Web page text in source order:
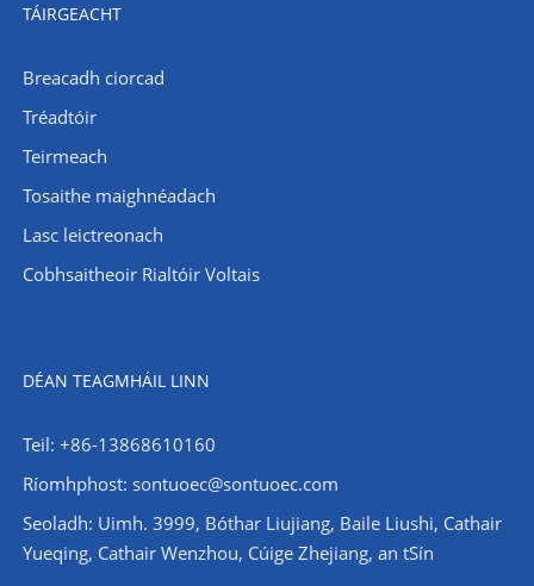
TÁIRGEACHT
Breacadh ciorcad
Tréadtóir
Teirmeach
Tosaithe maighnéadach
Lasc leictreonach
Cobhsaitheoir Rialtóir Voltais
DÉAN TEAGMHÁIL LINN
Teil: +86-13868610160
Ríomhphost: sontuoec@sontuoec.com
Seoladh: Uimh. 3999, Bóthar Liujiang, Baile Liushi, Cathair
Yueqing, Cathair Wenzhou, Cúige Zhejiang, an tSín